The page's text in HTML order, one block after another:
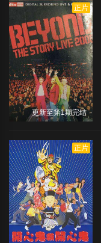
正片
更新至第1期完结
正片